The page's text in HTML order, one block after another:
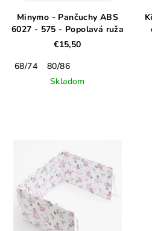
Minymo - Pančuchy ABS
6027 - 575 - Popolavá ruža
€15,50
68/74
80/86
Skladom